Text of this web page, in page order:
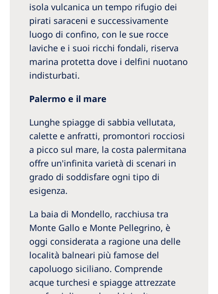
isola vulcanica un tempo rifugio dei
pirati saraceni e successivamente
luogo di confino, con le sue rocce
laviche e i suoi ricchi fondali, riserva
marina protetta dove i delfini nuotano
indisturbati.
Palermo e il mare
Lunghe spiagge di sabbia vellutata,
calette e anfratti, promontori rocciosi
a picco sul mare, la costa palermitana
offre un'infinita varietà di scenari in
grado di soddisfare ogni tipo di
esigenza.
La baia di Mondello, racchiusa tra
Monte Gallo e Monte Pellegrino, è
oggi considerata a ragione una delle
località balneari più famose del
capoluogo siciliano. Comprende
acque turchesi e spiagge attrezzate